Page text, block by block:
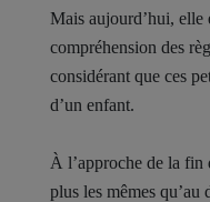
Mais aujourd’hui, elle
compréhension des
considérant que ces
d’un enfant.
À l’approche de la fin
plus les mêmes qu’au